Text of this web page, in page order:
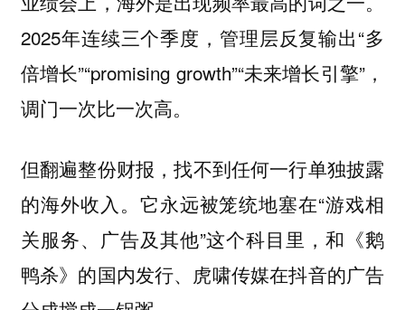
2025年连续三个季度，管理层反复输出“多
倍增长”“promising growth”“未来增长引擎”，
调门一次比一次高。
但翻遍整份财报，找不到任何一行单独披露
的海外收入。 它永远被笼统地塞在“游戏相
关服务、广告及其他”这个科目里，和《鹅
鸭杀》的国内发行、虎啸传媒在抖音的广告